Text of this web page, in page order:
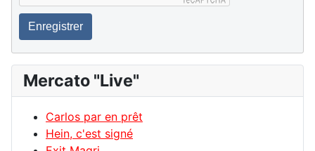
Enregistrer
Mercato "Live"
Carlos par en prêt
Hein, c'est signé